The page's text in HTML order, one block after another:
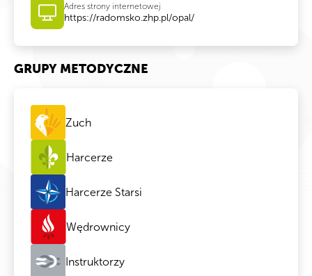
Adres strony internetowej
https://radomsko.zhp.pl/opal/
GRUPY METODYCZNE
Zuch
Harcerze
Harcerze Starsi
Wędrownicy
Instruktorzy